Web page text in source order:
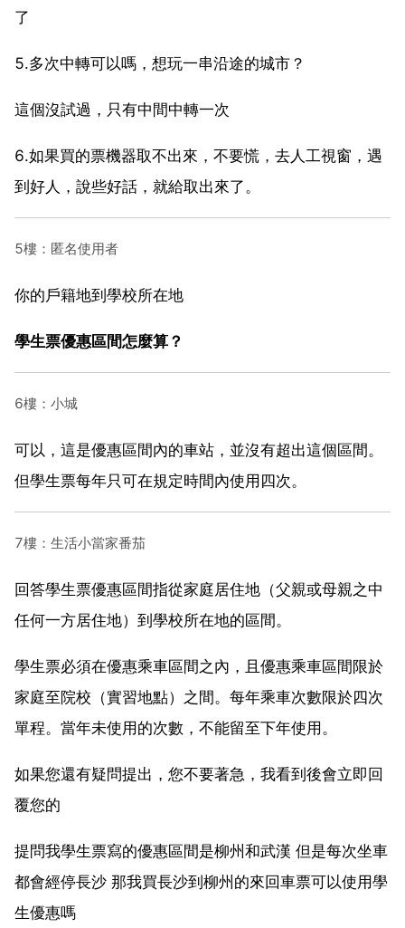
了
5.多次中轉可以嗎，想玩一串沿途的城市？
這個沒試過，只有中間中轉一次
6.如果買的票機器取不出來，不要慌，去人工視窗，遇
到好人，說些好話，就給取出來了。
5樓：匿名使用者
你的戶籍地到學校所在地
學生票優惠區間怎麼算？
6樓：小城
可以，這是優惠區間內的車站，並沒有超出這個區間。
但學生票每年只可在規定時間內使用四次。
7樓：生活小當家番茄
回答學生票優惠區間指從家庭居住地（父親或母親之中
任何一方居住地）到學校所在地的區間。
學生票必須在優惠乘車區間之內，且優惠乘車區間限於
家庭至院校（實習地點）之間。每年乘車次數限於四次
單程。當年未使用的次數，不能留至下年使用。
如果您還有疑問提出，您不要著急，我看到後會立即回
覆您的
提問我學生票寫的優惠區間是柳州和武漢 但是每次坐車
都會經停長沙 那我買長沙到柳州的來回車票可以使用學
生優惠嗎